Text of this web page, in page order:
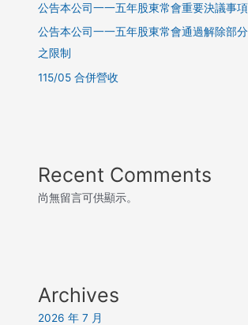
公告本公司一一五年股東常會重要決議事項
公告本公司一一五年股東常會通過解除部
之限制
115/05 合併營收
Recent Comments
尚無留言可供顯示。
Archives
2026 年 7 月